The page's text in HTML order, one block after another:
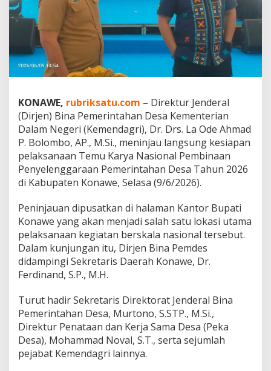
i
k
a
n
K
e
s
p
a
n
K
o
n
a
w
S
a
m
b
u
t
R
i
u
a
n
e
s
KONAWE, rubriksatu.com – Direktur Jenderal
(Dirjen) Bina Pemerintahan Desa Kementerian
Dalam Negeri (Kemendagri), Dr. Drs. La Ode Ahmad
P. Bolombo, AP., M.Si., meninjau langsung kesiapan
pelaksanaan Temu Karya Nasional Pembinaan
Penyelenggaraan Pemerintahan Desa Tahun 2026
di Kabupaten Konawe, Selasa (9/6/2026).
Peninjauan dipusatkan di halaman Kantor Bupati
Konawe yang akan menjadi salah satu lokasi utama
pelaksanaan kegiatan berskala nasional tersebut.
Dalam kunjungan itu, Dirjen Bina Pemdes
didampingi Sekretaris Daerah Konawe, Dr.
Ferdinand, S.P., M.H.
Turut hadir Sekretaris Direktorat Jenderal Bina
Pemerintahan Desa, Murtono, S.STP., M.Si.,
Direktur Penataan dan Kerja Sama Desa (Peka
Desa), Mohammad Noval, S.T., serta sejumlah
pejabat Kemendagri lainnya.